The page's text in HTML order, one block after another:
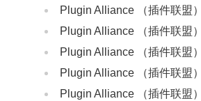
Audio
Plugin Alliance （插件联盟
Plugin Alliance （插件联盟
Hills
Plugin Alliance （插件联盟
Plugin Alliance （插件联盟
Plugin Alliance （插件联盟